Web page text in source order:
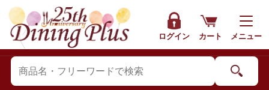
ログイン カート メニュー